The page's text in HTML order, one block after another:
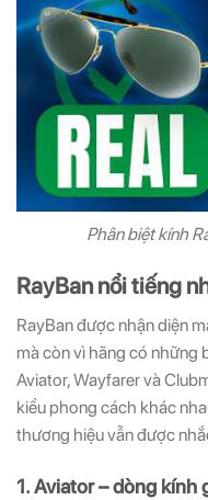
Phân biệt kính
RayBan nổi tiếng
RayBan được nhận diện
mà còn vì hãng có những
Aviator, Wayfarer và
kiểu phong cách khác
thương hiệu vẫn được
1. Aviator – dòng kính